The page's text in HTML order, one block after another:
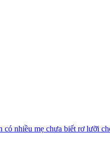
nhiều mẹ chưa biết rơ lưỡi